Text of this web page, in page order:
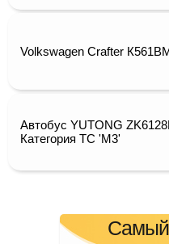
Volkswagen Crafter
Автобус YUTONG
Категория ТС 'М3'